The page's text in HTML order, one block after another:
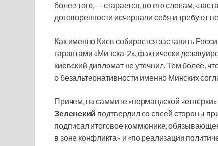
более того, — старается, по его словам,
договоренности исчерпали себя и требуют
Как именно Киев собирается заставить
гарантами «Минска-2», фактически
киевский дипломат не уточнил. Тем более,
о безальтернативности именно Минских
Причем, на саммите «нормандской
Зеленский подтвердил со своей стороны
подписал итоговое коммюнике,
в зоне конфликта» и «по реализации